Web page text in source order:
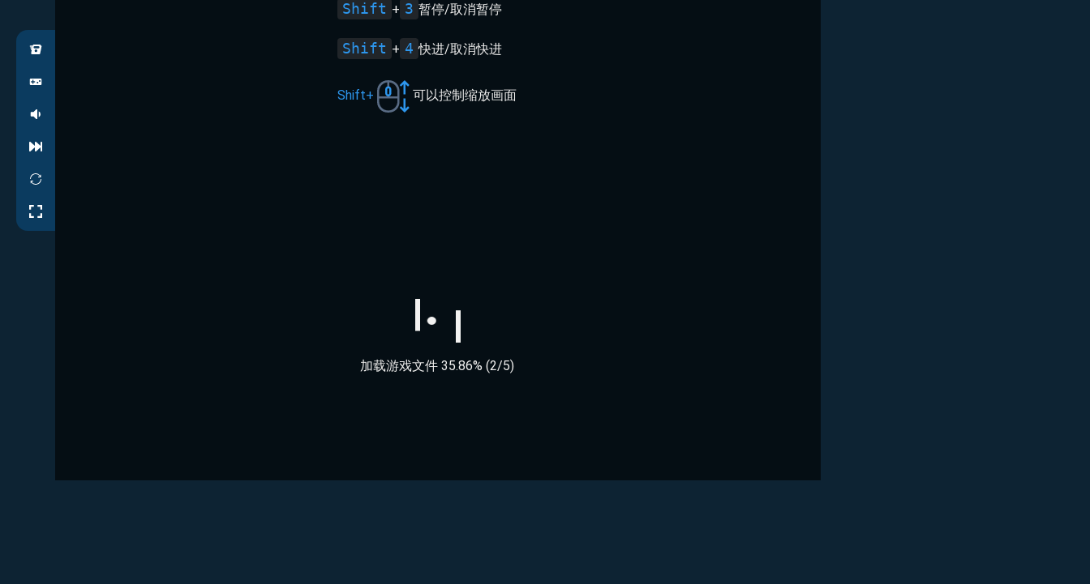
Shift + 3 暂停/取消暂停
Shift + 4 快进/取消快进
Shift+ 可以控制缩放画面
加载游戏文件 89.28% (2/5)